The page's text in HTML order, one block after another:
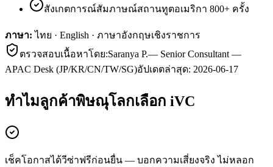
สังเกตการณ์สัมภาษณ์สถานทูตอเมริกา 800+ ครั้ง
ภาษา: ไทย · English · ภาษาอังกฤษเชิงราชการ
ตรวจสอบเนื้อหาโดย:Saranya P.— Senior Consultant —
APAC Desk (JP/KR/CN/TW/SG)อัปเดตล่าสุด: 2026-06-17
ทำไมลูกค้าพิษณุโลกเลือก iVC
เช็คโอกาสได้วีซ่าฟรีก่อนยื่น — บอกความเสี่ยงจริง ไม่หลอก